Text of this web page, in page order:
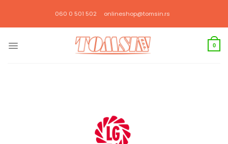
садржај
060 0 501 502 onlineshop@tomsin.rs
0